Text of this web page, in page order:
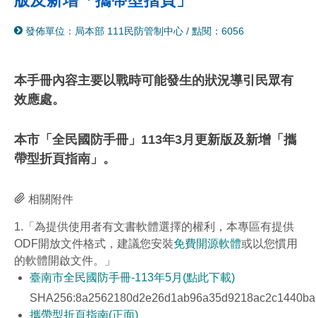
facebook
發佈單位：局本部 111民防管制中心 / 點閱：6056
本手冊內容主要以戰時可能發生的狀況導引民眾有
效應處。
本市「全民國防手冊」113年3月更新版及新增「攜
帶型折頁指南」。
相關附件
1.「為提供使用者有文書軟體選擇的權利，本專區有提供
ODF開放文件格式，建議您安裝免費開源軟體或以您慣用
的軟體開啟文件。」
臺南市全民國防手冊-113年5月(點此下載)
攜帶型折頁指南(正面)